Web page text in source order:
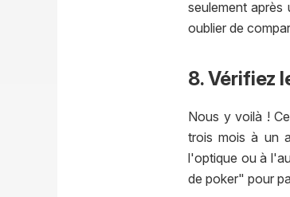
seulement
oublier de
8. Vérifiez
Nous y voilà !
trois mois à un
l'optique ou à
de poker" pour